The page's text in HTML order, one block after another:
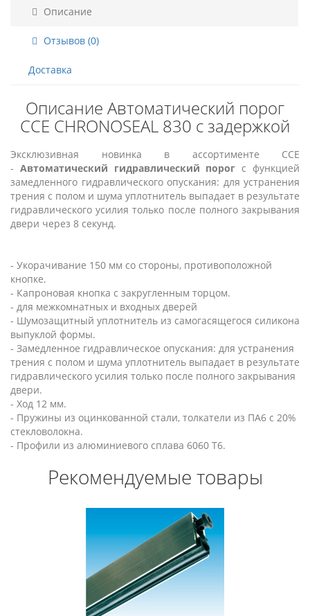
Описание
Отзывов (0)
Доставка
Описание Автоматический порог
CCE CHRONOSEAL 830 с задержкой
Эксклюзивная новинка в ассортименте CCE
- Автоматический гидравлический порог с функцией
замедленного гидравлического опускания: для устранения
трения с полом и шума уплотнитель выпадает в результате
гидравлического усилия только после полного закрывания
двери через 8 секунд.
- Укорачивание 150 мм со стороны, противоположной
кнопке.
- Капроновая кнопка с закругленным торцом.
- для межкомнатных и входных дверей
- Шумозащитный уплотнитель из самогасящегося силикона
выпуклой формы.
- Замедленное гидравлическое опускания: для устранения
трения с полом и шума уплотнитель выпадает в результате
гидравлического усилия только после полного закрывания
двери.
- Ход 12 мм.
- Пружины из оцинкованной стали, толкатели из ПА6 с 20%
стекловолокна.
- Профили из алюминиевого сплава 6060 T6.
Рекомендуемые товары